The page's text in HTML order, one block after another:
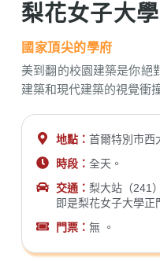
梨花女子大學
國家頂尖的學府
美到翻的校園建築是你絕
建築和現代建築的視覺衝
地點：首爾特別市西
時段：全天。
交通：梨大站（241
即是梨花女子大學正
門票：無 。